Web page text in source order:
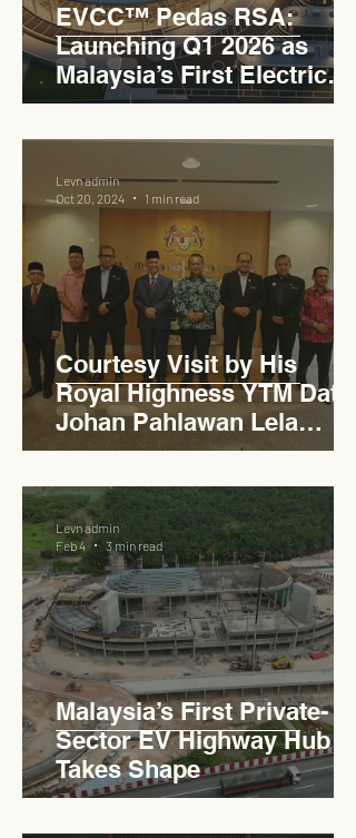
EVCC™ Pedas RSA:
Launching Q1 2026 as
Malaysia’s First Electric
Vehicle Charging Corridor
Hub on PLUS Expressway
Courtesy Visit by His
Royal Highness YTM Dato'
Johan Pahlawan Lela
Perkasa Sitiawan Undang
Luak Johol Negeri
Sembilan Darul Khusus,
YTM Dato' Muhammed Bin
Haji Abdullah to Ministry of
Works
Levn admin
Oct 20, 2024
1 min read
Malaysia’s First Private-
Sector EV Highway Hub
Takes Shape
Levn admin
Feb 4
3 min read